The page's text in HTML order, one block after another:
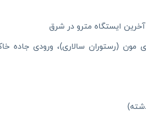
مون (رستوران سالاری)، ورودی